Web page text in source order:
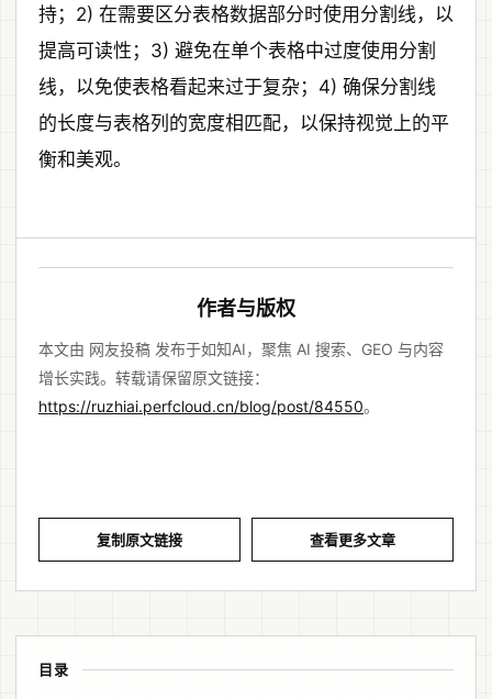
持；2) 在需要区分表格数据部分时使用分割线，以
提高可读性；3) 避免在单个表格中过度使用分割
线，以免使表格看起来过于复杂；4) 确保分割线
的长度与表格列的宽度相匹配，以保持视觉上的平
衡和美观。
作者与版权
本文由 网友投稿 发布于如知AI，聚焦 AI 搜索、GEO 与内容
增长实践。转载请保留原文链接：
https://ruzhiai.perfcloud.cn/blog/post/84550。
复制原文链接 查看更多文章
目录